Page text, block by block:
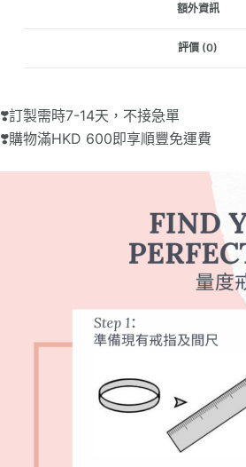
額外資訊
評價 (0)
❣️訂製需時7-14天，不接急單
❣️購物滿HKD 600即享順豐免運費